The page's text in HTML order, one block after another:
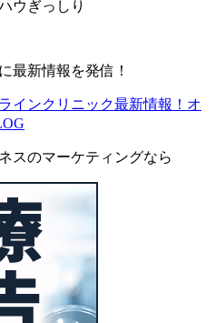
ウぎっしり
最新情報を発信！
スのマーケティングなら